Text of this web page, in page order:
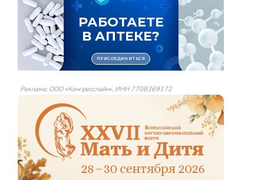
Реклама: ООО «Конгресслайн», ИНН 7708369172